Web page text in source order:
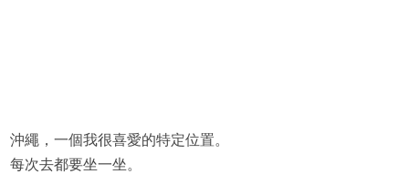
沖繩，一個我很喜愛的特定位置。
每次去都要坐一坐。